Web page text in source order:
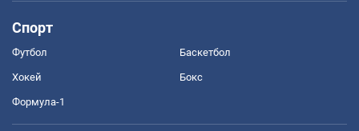
Спорт
Футбол Баскетбол
Хокей Бокс
Формула-1